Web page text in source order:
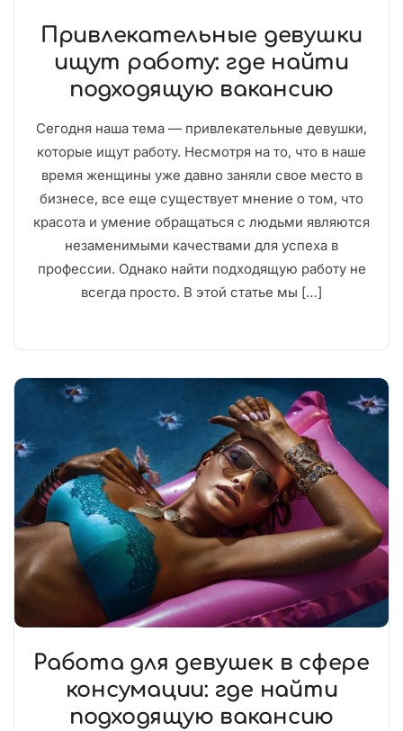
Привлекательные девушки
ищут работу: где найти
подходящую вакансию
Сегодня наша тема — привлекательные девушки,
которые ищут работу. Несмотря на то, что в наше
время женщины уже давно заняли свое место в
бизнесе, все еще существует мнение о том, что
красота и умение обращаться с людьми являются
незаменимыми качествами для успеха в
профессии. Однако найти подходящую работу не
всегда просто. В этой статье мы […]
Работа для девушек в сфере
консумации: где найти
подходящую вакансию